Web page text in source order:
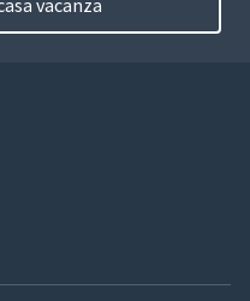
vacanza